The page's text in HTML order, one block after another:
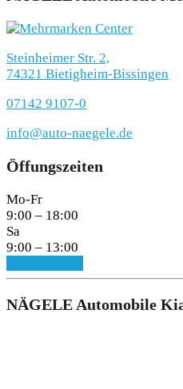
Steinheimer Str. 2,
74321 Bietigheim-Bissingen
07142 9107-0
info@auto-naegele.de
Öffungszeiten
Mo-Fr
9:00 – 18:00
Sa
9:00 – 13:00
NÄGELE Automobile